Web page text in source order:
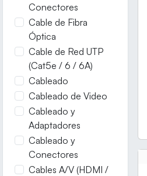
Conectores
Cable de Fibra
Óptica
Cable de Red UTP
(Cat5e / 6 / 6A)
Cableado
Cableado de Video
Cableado y
Adaptadores
Cableado y
Conectores
Cables A/V (HDMI /